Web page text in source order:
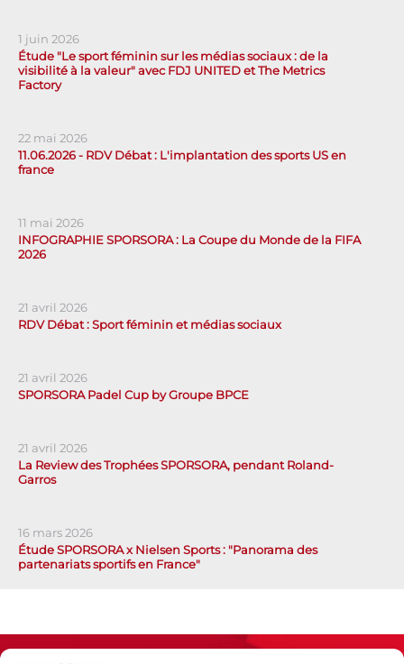
1 juin 2026
Étude "Le sport féminin sur les médias sociaux : de la
visibilité à la valeur" avec FDJ UNITED et The Metrics
Factory
22 mai 2026
11.06.2026 - RDV Débat : L'implantation des sports US en
france
11 mai 2026
INFOGRAPHIE SPORSORA : La Coupe du Monde de la FIFA
2026
21 avril 2026
RDV Débat : Sport féminin et médias sociaux
21 avril 2026
SPORSORA Padel Cup by Groupe BPCE
21 avril 2026
La Review des Trophées SPORSORA, pendant Roland-
Garros
16 mars 2026
Étude SPORSORA x Nielsen Sports : "Panorama des
partenariats sportifs en France"